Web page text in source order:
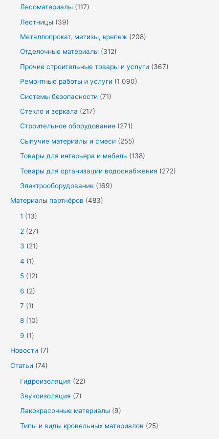
Лесоматериалы (117)
Лестницы (39)
Металлопрокат, метизы, крепеж (208)
Отделочные материалы (312)
Прочие строительные товары и услуги (367)
Ремонтные работы и услуги (1 090)
Системы безопасности (71)
Стекло и зеркала (217)
Строительное оборудование (271)
Сыпучие материалы и смеси (255)
Товары для интерьера и мебель (138)
Товары для организации водоснабжения (272)
Электрооборудование (169)
Материалы партнёров (483)
1 (13)
2 (27)
3 (21)
4 (1)
5 (12)
6 (2)
7 (1)
8 (10)
9 (1)
Новости (7)
Статьи (74)
Гидроизоляция (22)
Звукоизоляция (7)
Лакокрасочные материалы (9)
Типы и виды кровельных материалов (25)